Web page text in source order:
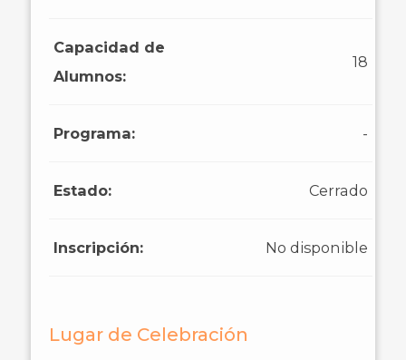
Capacidad de
Alumnos:
18
Programa: -
Estado: Cerrado
Inscripción: No disponible
Lugar de Celebración